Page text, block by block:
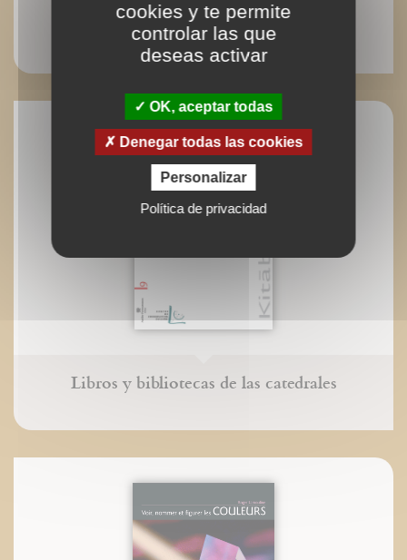
Setas... me encantan
Béatrice Vigot-Lagandré
Libros y bibliotecas de las catedrales
cookies y te permite
controlar las que
deseas activar
OK, aceptar todas
Denegar todas las cookies
Personalizar
Política de privacidad